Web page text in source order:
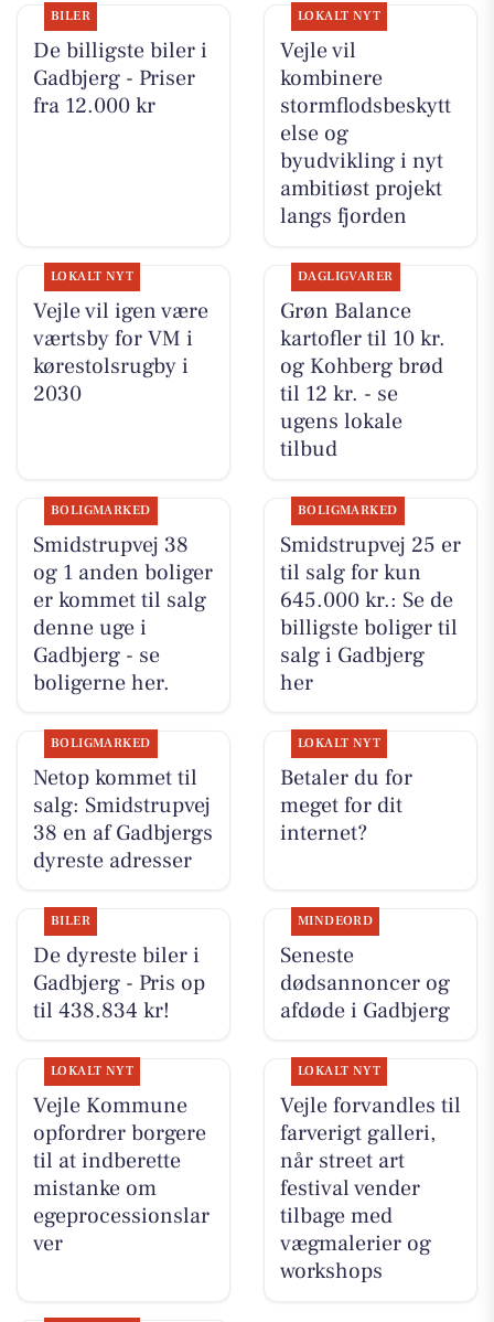
BILER
De billigste biler i
Gadbjerg - Priser
fra 12.000 kr
LOKALT NYT
Vejle vil
kombinere
stormflodsbeskytt
else og
byudvikling i nyt
ambitiøst projekt
langs fjorden
LOKALT NYT
Vejle vil igen være
værtsby for VM i
kørestolsrugby i
2030
DAGLIGVARER
Grøn Balance
kartofler til 10 kr.
og Kohberg brød
til 12 kr. - se
ugens lokale
tilbud
BOLIGMARKED
Smidstrupvej 38
og 1 anden boliger
er kommet til salg
denne uge i
Gadbjerg - se
boligerne her.
BOLIGMARKED
Smidstrupvej 25 er
til salg for kun
645.000 kr.: Se de
billigste boliger til
salg i Gadbjerg
her
BOLIGMARKED
Netop kommet til
salg: Smidstrupvej
38 en af Gadbjergs
dyreste adresser
LOKALT NYT
Betaler du for
meget for dit
internet?
BILER
De dyreste biler i
Gadbjerg - Pris op
til 438.834 kr!
MINDEORD
Seneste
dødsannoncer og
afdøde i Gadbjerg
LOKALT NYT
Vejle Kommune
opfordrer borgere
til at indberette
mistanke om
egeprocessionslar
ver
LOKALT NYT
Vejle forvandles til
farverigt galleri,
når street art
festival vender
tilbage med
vægmalerier og
workshops